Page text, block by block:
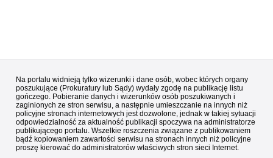
Na portalu widnieją tylko wizerunki i dane osób, wobec których organy
poszukujące (Prokuratury lub Sądy) wydały zgodę na publikację listu
gończego. Pobieranie danych i wizerunków osób poszukiwanych i
zaginionych ze stron serwisu, a następnie umieszczanie na innych niż
policyjne stronach internetowych jest dozwolone, jednak w takiej sytuacji
odpowiedzialność za aktualność publikacji spoczywa na administratorze
publikującego portalu. Wszelkie roszczenia związane z publikowaniem
bądź kopiowaniem zawartości serwisu na stronach innych niż policyjne
proszę kierować do administratorów właściwych stron sieci Internet.